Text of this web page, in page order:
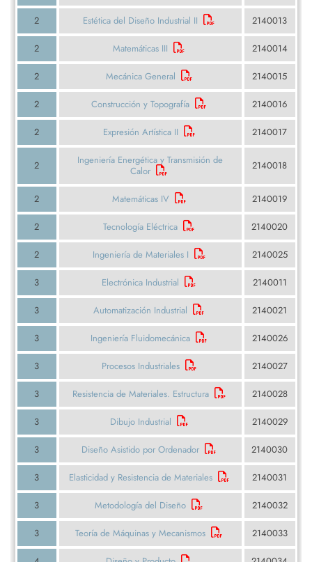
2 Estética del Diseño Industrial II 2140013
2 Matemáticas III 2140014
2 Mecánica General 2140015
2 Construcción y Topografía 2140016
2 Expresión Artística II 2140017
2
Ingeniería Energética y Transmisión de
Calor
2140018
2 Matemáticas IV 2140019
2 Tecnología Eléctrica 2140020
2 Ingeniería de Materiales I 2140025
3 Electrónica Industrial 2140011
3 Automatización Industrial 2140021
3 Ingeniería Fluidomecánica 2140026
3 Procesos Industriales 2140027
3 Resistencia de Materiales. Estructura 2140028
3 Dibujo Industrial 2140029
3 Diseño Asistido por Ordenador 2140030
3 Elasticidad y Resistencia de Materiales 2140031
3 Metodología del Diseño 2140032
3 Teoría de Máquinas y Mecanismos 2140033